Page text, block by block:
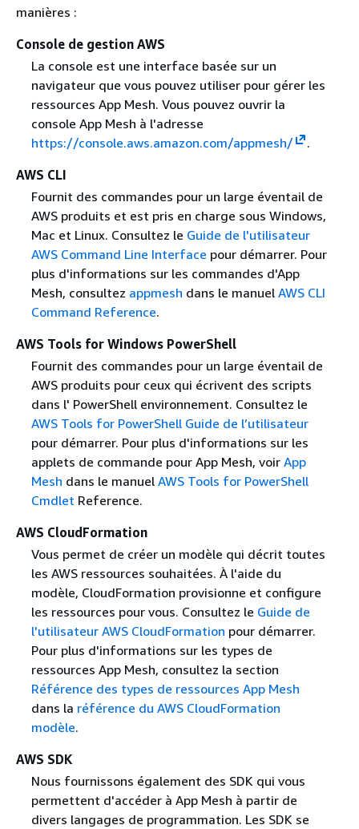
manières :
Console de gestion AWS
La console est une interface basée sur un
navigateur que vous pouvez utiliser pour gérer les
ressources App Mesh. Vous pouvez ouvrir la
console App Mesh à l'adresse
https://console.aws.amazon.com/appmesh/
.
AWS CLI
Fournit des commandes pour un large éventail de
AWS produits et est pris en charge sous Windows,
Mac et Linux. Consultez le Guide de l'utilisateur
AWS Command Line Interface pour démarrer. Pour
plus d'informations sur les commandes d'App
Mesh, consultez appmesh dans le manuel AWS CLI
Command Reference.
AWS Tools for Windows PowerShell
Fournit des commandes pour un large éventail de
AWS produits pour ceux qui écrivent des scripts
dans l' PowerShell environnement. Consultez le
AWS Tools for PowerShell Guide de l’utilisateur
pour démarrer. Pour plus d'informations sur les
applets de commande pour App Mesh, voir App
Mesh dans le manuel AWS Tools for PowerShell
Cmdlet Reference.
AWS CloudFormation
Vous permet de créer un modèle qui décrit toutes
les AWS ressources souhaitées. À l'aide du
modèle, CloudFormation provisionne et configure
les ressources pour vous. Consultez le Guide de
l'utilisateur AWS CloudFormation pour démarrer.
Pour plus d'informations sur les types de
ressources App Mesh, consultez la section
Référence des types de ressources App Mesh
dans la référence du AWS CloudFormation
modèle.
AWS SDK
Nous fournissons également des SDK qui vous
permettent d'accéder à App Mesh à partir de
divers langages de programmation. Les SDK se